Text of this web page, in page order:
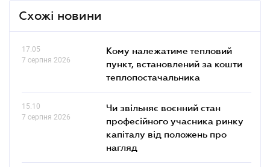
Схожі новини
17.05
7 серпня 2026
Кому належатиме тепловий
пункт, встановлений за кошти
теплопостачальника
15.10
7 серпня 2026
Чи звільняє воєнний стан
професійного учасника ринку
капіталу від положень про
нагляд